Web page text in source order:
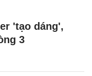
'tạo dáng',
3